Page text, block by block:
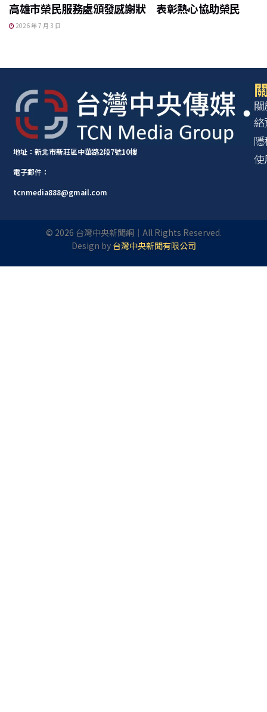
高雄市榮民服務處頒發感謝狀 表彰熱心協助榮民
2026 年 7 月 3 日
地址：新北市新莊區中華路2段7號10樓
電子郵件：
tcnmedia888@gmail.com
© 2026 台灣中央新聞網｜All Rights Reserved.
Design by 台灣中央新聞有限公司